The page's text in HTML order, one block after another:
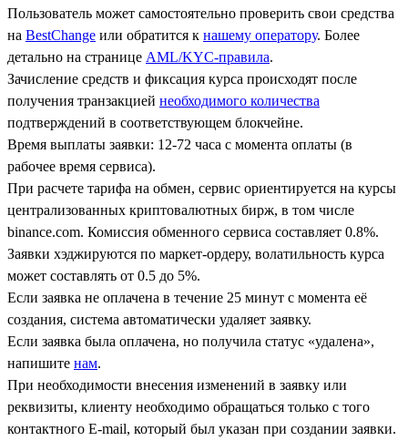
Пользователь может самостоятельно проверить свои средства
на BestChange или обратится к нашему оператору. Более
детально на странице AML/KYC-правила.
Зачисление средств и фиксация курса происходят после
получения транзакцией необходимого количества
подтверждений в соответствующем блокчейне.
Время выплаты заявки: 12-72 часа с момента оплаты (в
рабочее время сервиса).
При расчете тарифа на обмен, сервис ориентируется на курсы
централизованных криптовалютных бирж, в том числе
binance.com. Комиссия обменного сервиса составляет 0.8%.
Заявки хэджируются по маркет-ордеру, волатильность курса
может составлять от 0.5 до 5%.
Если заявка не оплачена в течение 25 минут с момента её
создания, система автоматически удаляет заявку.
Если заявка была оплачена, но получила статус «удалена»,
напишите нам.
При необходимости внесения изменений в заявку или
реквизиты, клиенту необходимо обращаться только с того
контактного Е-mail, который был указан при создании заявки.